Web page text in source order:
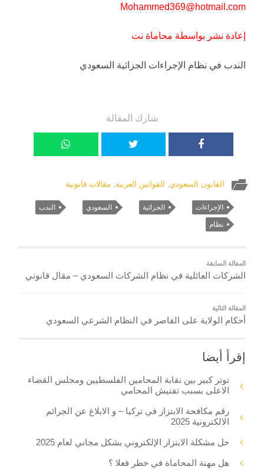
Mohammed369@hotmail.com
إعادة نشر بواسطة محاماة نت
الندب في نظام الإجراءات الجزائية السعودي
شارك المقالة
القانون السعودي, القوانين العربية, مقالات قانونية
الإجراءات الجزائية السعودي الندب
نظام
المقالة السابقة
الشركات العائلية في نظام الشركات السعودي – مقال قانوني
المقالة التالية
أحكام الولاية على القاصر في النظام الشرعي السعودي
إقرأ أيضا
توتر كبير بين نقابة المحامين الفلسطيين ومجلس القضاء
الاعلى بسبب تفتيش المحامي
رقم مكافحة الابتزاز في تركيا – و الابلاغ عن الجرائم
الالكترونية 2025
حل مشكلة الابتزاز الإلكتروني بشكل مجاني لعام 2025
هل مهنة المحاماة في خطر فعلا ؟